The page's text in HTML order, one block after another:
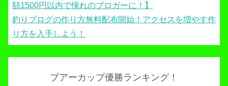
額1500円以内で憧れのブロガーに！】
釣りブログの作り方無料配布開始！アクセスを増やす作
り方を入手しよう！
プアーカップ優勝ランキング！